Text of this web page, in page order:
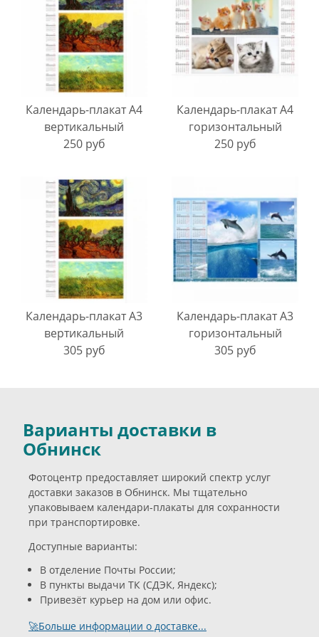
Календарь-плакат A4
вертикальный
250 руб
Календарь-плакат A4
горизонтальный
250 руб
Календарь-плакат A3
вертикальный
305 руб
Календарь-плакат A3
горизонтальный
305 руб
Варианты доставки в
Обнинск
Фотоцентр предоставляет широкий спектр услуг
доставки заказов в Обнинск. Мы тщательно
упаковываем календари-плакаты для сохранности
при транспортировке.
Доступные варианты:
В отделение Почты России;
В пункты выдачи ТК (СДЭК, Яндекс);
Привезёт курьер на дом или офис.
🚀Больше информации о доставке...